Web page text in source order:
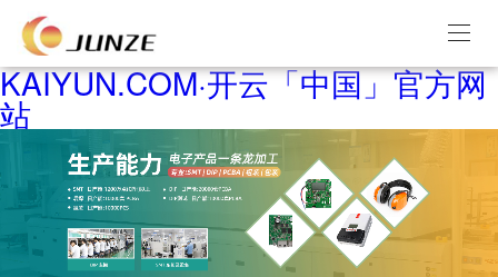
KAIYUN.COM·开云「中国」官方网
站